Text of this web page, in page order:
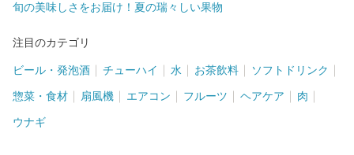
旬の美味しさをお届け！夏の瑞々しい果物
注目のカテゴリ
ビール・発泡酒 チューハイ 水 お茶飲料 ソフトドリンク
惣菜・食材 扇風機 エアコン フルーツ ヘアケア 肉
ウナギ